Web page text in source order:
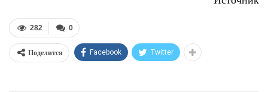
0
282
Поделится Facebook Twitter